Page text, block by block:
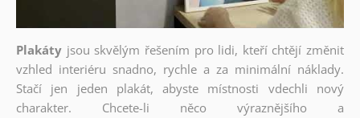
Plakáty jsou skvělým řešením pro lidi, kteří chtějí změnit
vzhled interiéru snadno, rychle a za minimální náklady.
Stačí jen jeden plakát, abyste místnosti vdechli nový
charakter. Chcete-li něco výraznějšího a